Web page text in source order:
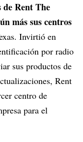
de Rent The
más sus centros
Invirtió en
por radio
sus productos de
Rent
centro de
para el